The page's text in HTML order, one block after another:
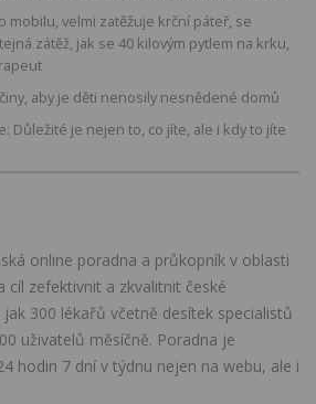
mobilu, velmi zatěžuje krční páteř, se
zátěž, jak se 40 kilovým pytlem na krku,
aby je děti nenosily nesnědené domů
Důležité je nejen to, co jíte, ale i kdy to jíte
online poradna a průkopník v oblasti
cíl zefektivnit a zkvalitnit české
300 lékařů včetně desítek specialistů
uživatelů měsíčně. Poradna je
hodin 7 dní v týdnu nejen na webu, ale i